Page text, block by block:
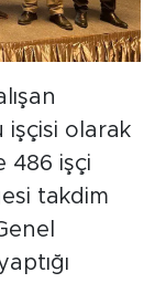
işçisi olarak
486 işçi
takdim